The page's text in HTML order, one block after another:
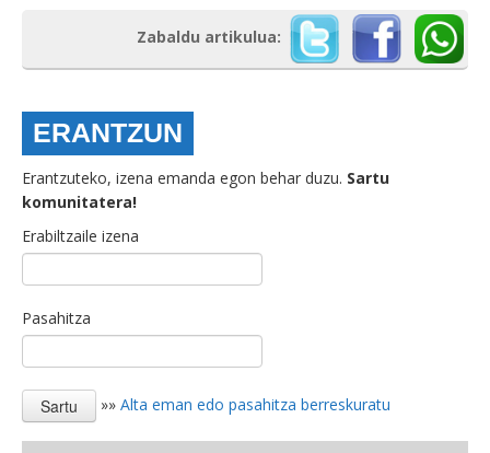
Zabaldu artikulua:
ERANTZUN
Erantzuteko, izena emanda egon behar duzu. Sartu
komunitatera!
Erabiltzaile izena
Pasahitza
»» Alta eman edo pasahitza berreskuratu